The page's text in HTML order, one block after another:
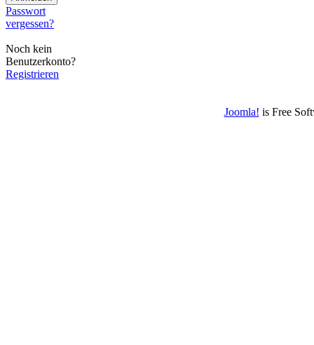
Passwort
vergessen?
Noch kein
Benutzerkonto?
Registrieren
Joomla! is Free